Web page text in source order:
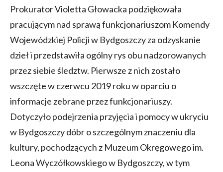
Prokurator Violetta Głowacka podziękowała
pracującym nad sprawą funkcjonariuszom Komendy
Wojewódzkiej Policji w Bydgoszczy za odzyskanie
dzieł i przedstawiła ogólny rys obu nadzorowanych
przez siebie śledztw. Pierwsze z nich zostało
wszczęte w czerwcu 2019 roku w oparciu o
informacje zebrane przez funkcjonariuszy.
Dotyczyło podejrzenia przyjęcia i pomocy w ukryciu
w Bydgoszczy dóbr o szczególnym znaczeniu dla
kultury, pochodzących z Muzeum Okręgowego im.
Leona Wyczółkowskiego w Bydgoszczy, w tym